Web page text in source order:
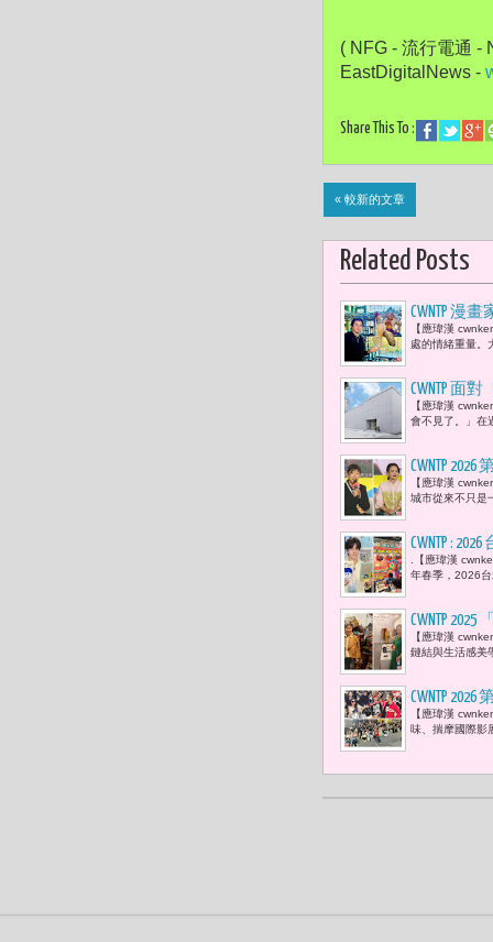
( NFG - 流行電通 -
EastDigitalNews -
Share This To :
« 較新的文章
Related Posts
CWNTP 漫
科教館集
【應瑋漢
處的情緒重量。
​CWNTP 面
未來成為
【應瑋漢
會不見了。」在
CWNTP
們該如何
【應瑋漢
城市從來不只是
CWNTP :
日、韓、泰
.【應瑋漢
年春季，2026
CWNTP
【應瑋漢
鏈結與生活感美
CWNTP
戴立忍、
【應瑋漢
味、揣摩國際影